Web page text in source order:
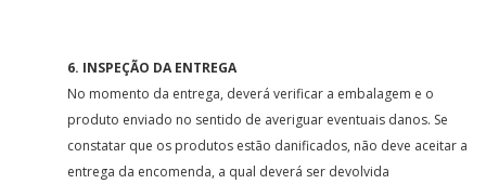
6. INSPEÇÃO DA ENTREGA
No momento da entrega, deverá verificar a embalagem e o
produto enviado no sentido de averiguar eventuais danos. Se
constatar que os produtos estão danificados, não deve aceitar a
entrega da encomenda, a qual deverá ser devolvida